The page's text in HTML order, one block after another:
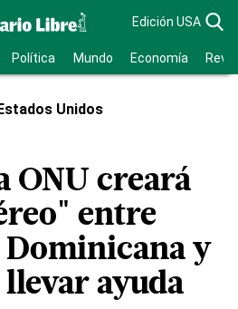
Edición USA
Política Mundo Economía
Unidos
ONU creará
entre
Dominicana y
ayuda